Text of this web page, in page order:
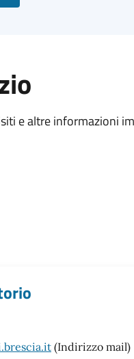
e altre informazioni
(Indirizzo mail)